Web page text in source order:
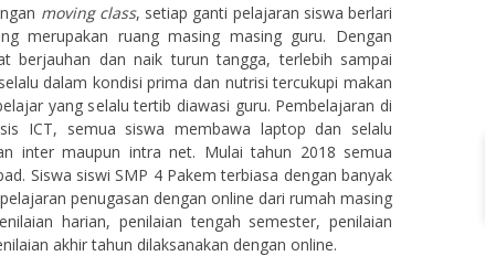
moving class, setiap ganti pelajaran siswa berlari
merupakan ruang masing masing guru. Dengan
berjauhan dan naik turun tangga, terlebih sampai
dalam kondisi prima dan nutrisi tercukupi makan
yang selalu tertib diawasi guru. Pembelajaran di
ICT, semua siswa membawa laptop dan selalu
inter maupun intra net. Mulai tahun 2018 semua
Siswa siswi SMP 4 Pakem terbiasa dengan banyak
penugasan dengan online dari rumah masing
harian, penilaian tengah semester, penilaian
akhir tahun dilaksanakan dengan online.